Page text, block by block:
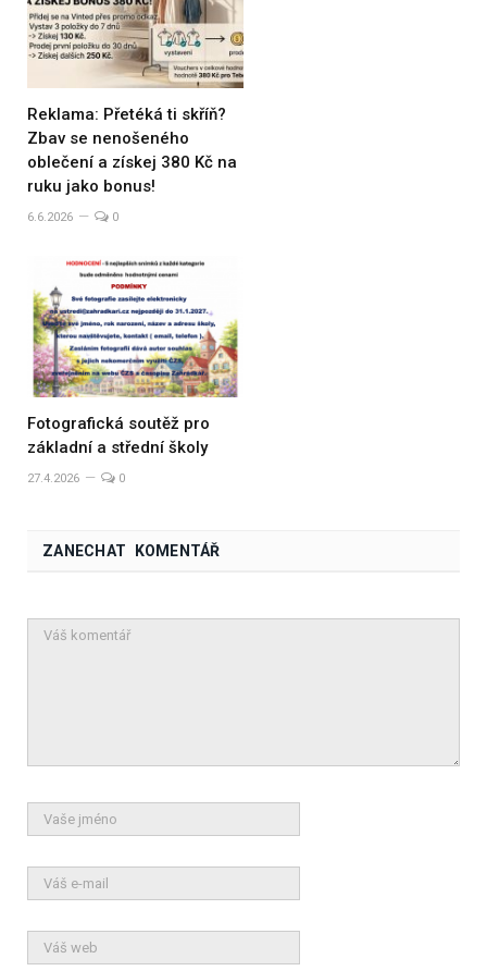
Reklama: Přetéká ti skříň?
Zbav se nenošeného
oblečení a získej 380 Kč na
ruku jako bonus!
6.6.2026 0
Fotografická soutěž pro
základní a střední školy
27.4.2026 0
ZANECHAT KOMENTÁŘ